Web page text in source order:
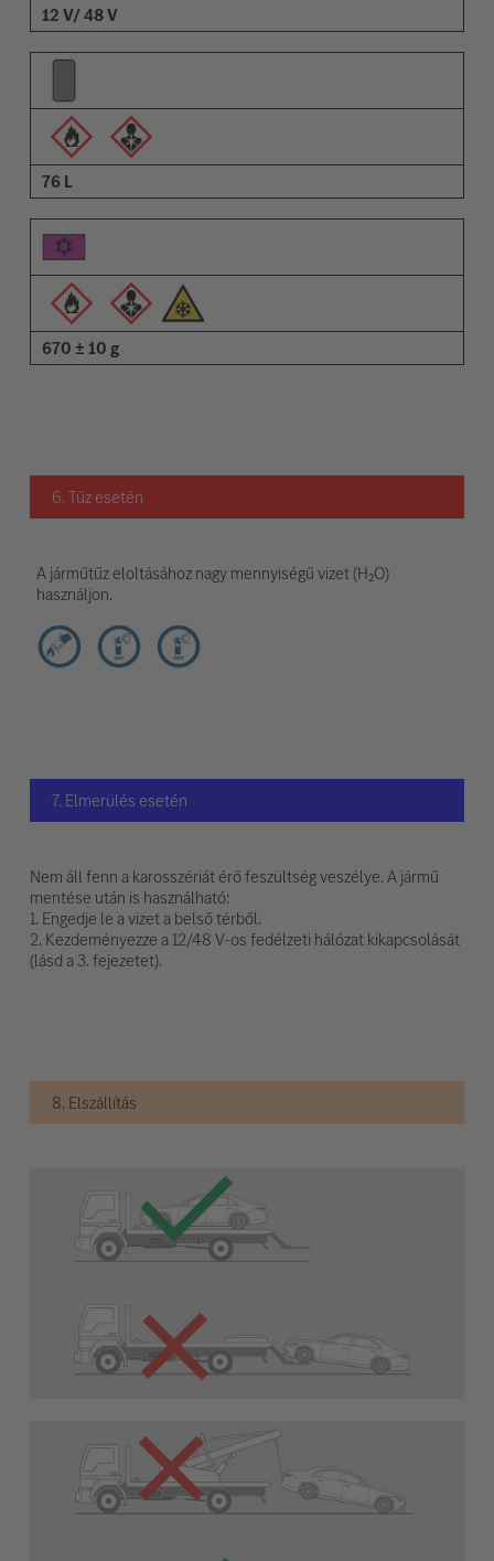
12 V/ 48 V
76 L
670 ± 10 g
6. Tűz esetén
A járműtűz eloltásához nagy mennyiségű vizet (H₂O)
használjon.
7. Elmerülés esetén
Nem áll fenn a karosszériát érő feszültség veszélye. A jármű
mentése után is használható:
1. Engedje le a vizet a belső térből.
2. Kezdeményezze a 12/48 V-os fedélzeti hálózat kikapcsolását
(lásd a 3. fejezetet).
8. Elszállítás